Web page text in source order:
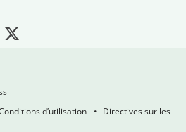
d’utilisation
Directives sur les